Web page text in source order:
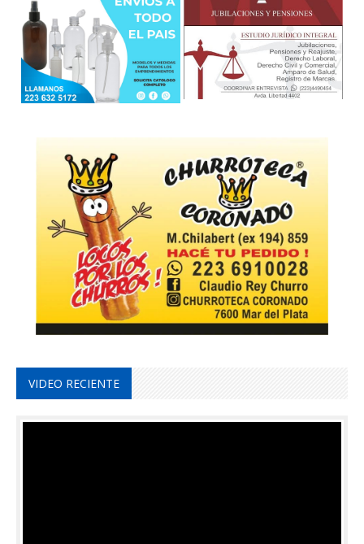
VIDEO RECIENTE